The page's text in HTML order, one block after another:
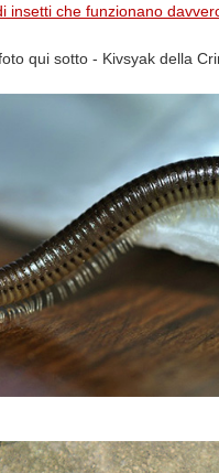
insetti che funzionano
qui sotto - Kivsyak della